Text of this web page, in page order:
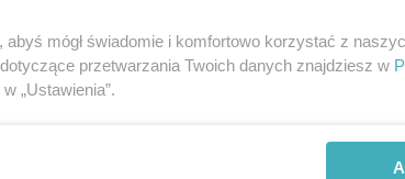
mógł świadomie i komfortowo korzystać z
przetwarzania Twoich danych znajdziesz w
„Ustawienia”.